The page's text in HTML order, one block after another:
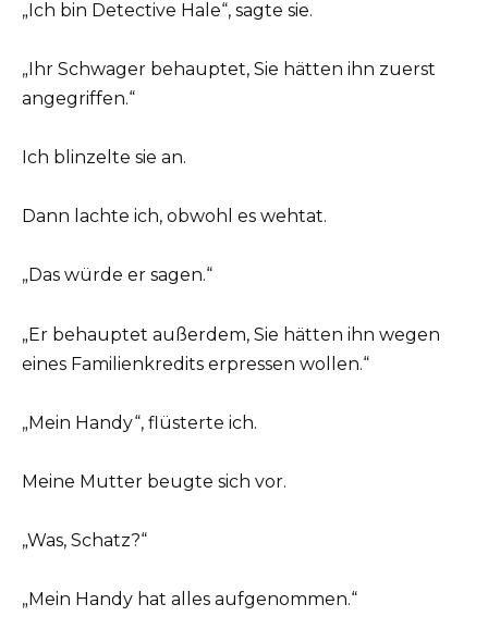
„Ich bin Detective Hale“, sagte sie.
„Ihr Schwager behauptet, Sie hätten ihn zuerst
angegriffen.“
Ich blinzelte sie an.
Dann lachte ich, obwohl es wehtat.
„Das würde er sagen.“
„Er behauptet außerdem, Sie hätten ihn wegen
eines Familienkredits erpressen wollen.“
„Mein Handy“, flüsterte ich.
Meine Mutter beugte sich vor.
„Was, Schatz?“
„Mein Handy hat alles aufgenommen.“